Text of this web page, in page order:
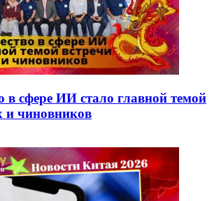
в сфере ИИ стало главной темой
и чиновников